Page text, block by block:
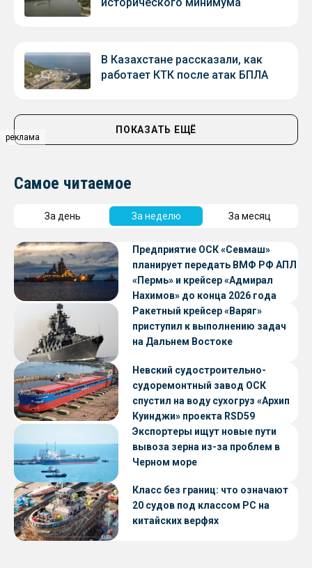
реклама
В Казахстане рассказали, как
работает КТК после атак БПЛА
ПОКАЗАТЬ ЕЩЁ
Самое читаемое
За день За неделю За месяц
Предприятие ОСК «Севмаш»
планирует передать ВМФ РФ АПЛ
«Пермь» и крейсер «Адмирал
Нахимов» до конца 2026 года
Ракетный крейсер «Варяг»
приступил к выполнению задач
на Дальнем Востоке
Невский судостроительно-
судоремонтный завод ОСК
спустил на воду сухогруз «Архип
Куинджи» проекта RSD59
Экспортеры ищут новые пути
вывоза зерна из-за проблем в
Черном море
Класс без границ: что означают
20 судов под классом РС на
китайских верфях